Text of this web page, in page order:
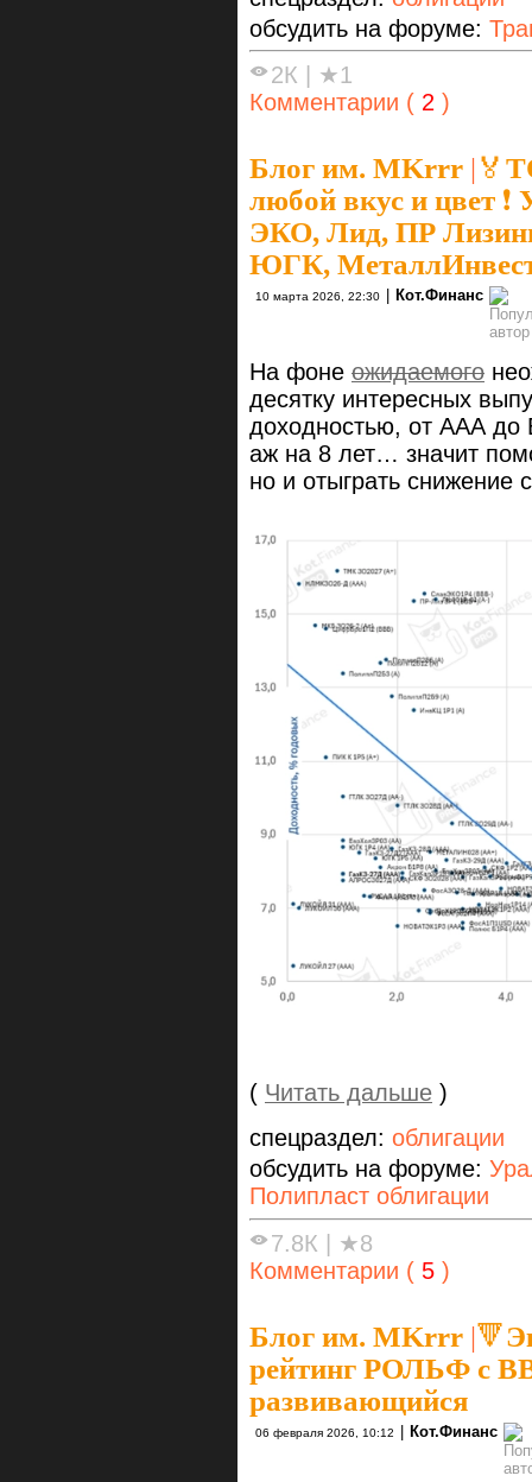
обсудить на форуме:
2К
★1
Комментарии ( 2 )
Блог им. MKrrr |
любой вкус и цвет
ЭКО, Лид, ПР
ЮГК,
10 марта 2026, 22:30 Кот.Финанс
На фоне ожидаемого
десятку интересных
доходностью, от ААА до
аж на 8 лет… значит
но и отыграть снижение
( Читать дальше )
спецраздел: облигации
обсудить на форуме:
Полипласт облигации
7.8К | ★8
Комментарии ( 5 )
Блог им. MKrrr |
рейтинг РОЛЬФ с
развивающийся
06 февраля 2026, 10:12 | Кот.Финанс